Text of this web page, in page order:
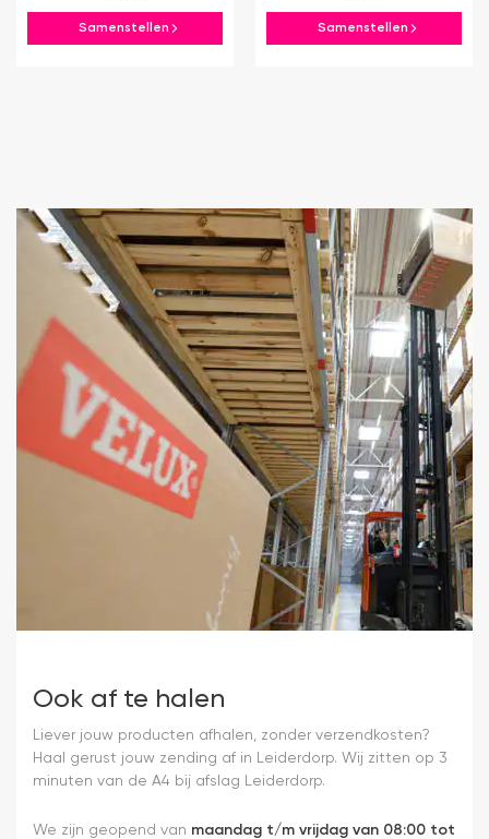
Samenstellen Samenstellen
Ook af te halen
Liever jouw producten afhalen, zonder verzendkosten?
Haal gerust jouw zending af in Leiderdorp. Wij zitten op 3
minuten van de A4 bij afslag Leiderdorp.
We zijn geopend van maandag t/m vrijdag van 08:00 tot